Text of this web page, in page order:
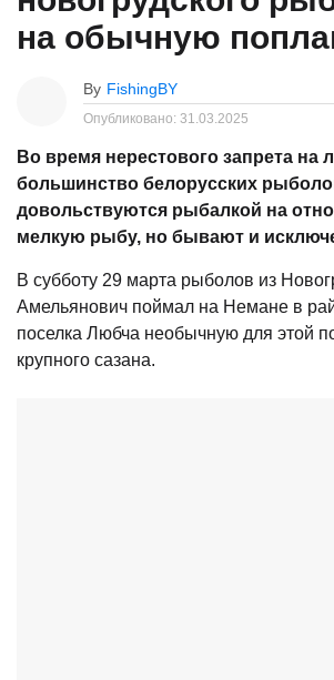
на обычную
By FishingBY
Опубликовано: 31.03.2025
Во время нерестового запрета на
большинство белорусских
довольствуются рыбалкой на
мелкую рыбу, но бывают и
В субботу 29 марта рыболов из
Амельянович поймал на Немане в
поселка Любча необычную для этой
крупного сазана.